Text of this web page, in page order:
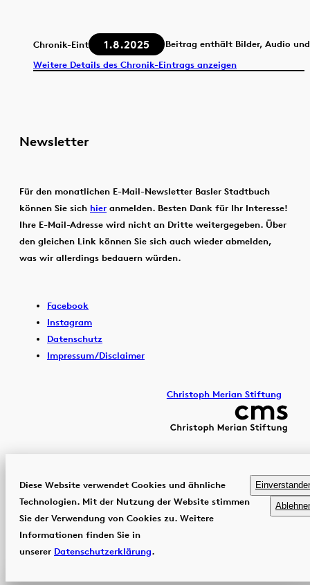
Chronik-Eintrag 1.8.2025
Beitrag enthält Bilder, Audio
Weitere Details des Chronik-Eintrags anzeigen
Newsletter
Für den monatlichen E-Mail-Newsletter Basler Stadtbuch
können Sie sich hier anmelden. Besten Dank für Ihr Interesse!
Ihre E-Mail-Adresse wird nicht an Dritte weitergegeben. Über
den gleichen Link können Sie sich auch wieder abmelden,
was wir allerdings bedauern würden.
Facebook
Instagram
Datenschutz
Impressum/Disclaimer
Christoph Merian Stiftung
Diese Website verwendet Cookies und ähnliche
Technologien. Mit der Nutzung der Website stimmen
Sie der Verwendung von Cookies zu. Weitere
Informationen finden Sie in
unserer Datenschutzerklärung.